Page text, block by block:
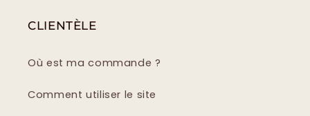
CLIENTÈLE
Où est ma commande ?
Comment utiliser le site